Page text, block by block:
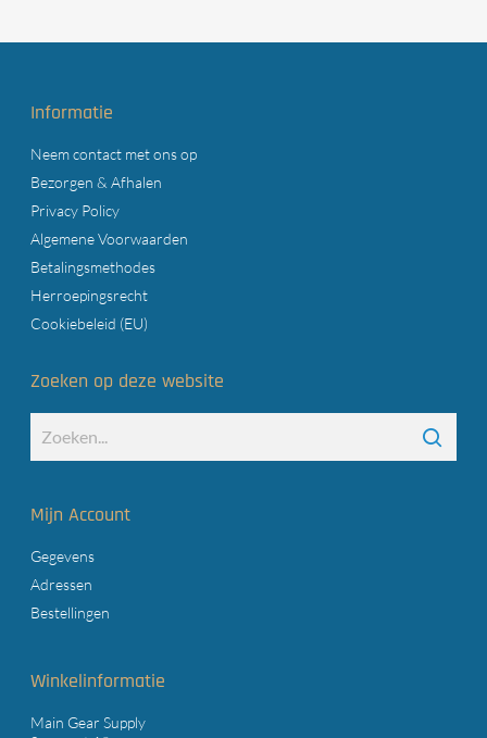
Informatie
Neem contact met ons op
Bezorgen & Afhalen
Privacy Policy
Algemene Voorwaarden
Betalingsmethodes
Herroepingsrecht
Cookiebeleid (EU)
Zoeken op deze website
Mijn Account
Gegevens
Adressen
Bestellingen
Winkelinformatie
Main Gear Supply